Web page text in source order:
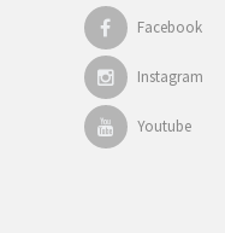
Facebook
Instagram
Youtube